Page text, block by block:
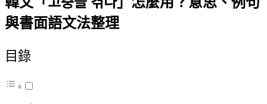
與書面語文法整理
目錄